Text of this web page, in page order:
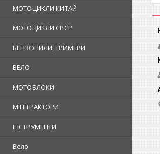
МОТОЦИКЛИ КИТАЙ
МОТОЦИКЛИ СРСР
БЕНЗОПИЛИ, ТРИМЕРИ
ВЕЛО
МОТОБЛОКИ
МІНІТРАКТОРИ
ІНСТРУМЕНТИ
Вело